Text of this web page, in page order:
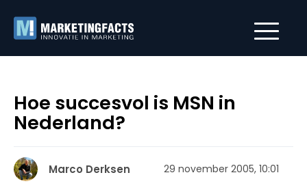
Hoe succesvol is MSN in
Nederland?
Marco Derksen 29 november 2005, 10:01